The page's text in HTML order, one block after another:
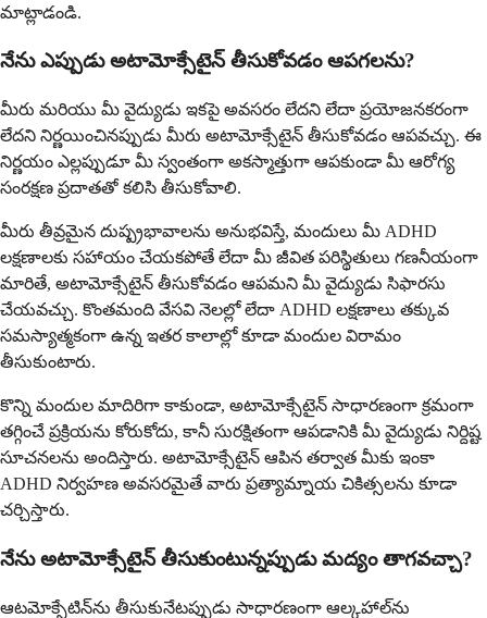
మాట్లాడండి.
నేను ఎప్పుడు అటామోక్సేటైన్ తీసుకోవడం ఆపగలను?
మీరు మరియు మీ వైద్యుడు ఇకపై అవసరం లేదని లేదా ప్రయోజనకరంగా
లేదని నిర్ణయించినప్పుడు మీరు అటామోక్సేటైన్ తీసుకోవడం ఆపవచ్చు. ఈ
నిర్ణయం ఎల్లప్పుడూ మీ స్వంతంగా అకస్మాత్తుగా ఆపకుండా మీ ఆరోగ్య
సంరక్షణ ప్రదాతతో కలిసి తీసుకోవాలి.
మీరు తీవ్రమైన దుష్ప్రభావాలను అనుభవిస్తే, మందులు మీ ADHD
లక్షణాలకు సహాయం చేయకపోతే లేదా మీ జీవిత పరిస్థితులు గణనీయంగా
మారితే, అటామోక్సేటైన్ తీసుకోవడం ఆపమని మీ వైద్యుడు సిఫారసు
చేయవచ్చు. కొంతమంది వేసవి నెలల్లో లేదా ADHD లక్షణాలు తక్కువ
సమస్యాత్మకంగా ఉన్న ఇతర కాలాల్లో కూడా మందుల విరామం
తీసుకుంటారు.
కొన్ని మందుల మాదిరిగా కాకుండా, అటామోక్సేటైన్ సాధారణంగా క్రమంగా
తగ్గించే ప్రక్రియను కోరుకోదు, కానీ సురక్షితంగా ఆపడానికి మీ వైద్యుడు నిర్దిష్ట
సూచనలను అందిస్తారు. అటామోక్సేటైన్ ఆపిన తర్వాత మీకు ఇంకా
ADHD నిర్వహణ అవసరమైతే వారు ప్రత్యామ్నాయ చికిత్సలను కూడా
చర్చిస్తారు.
నేను అటామోక్సేటైన్ తీసుకుంటున్నప్పుడు మద్యం తాగవచ్చా?
ఆటమోక్సేటిన్‌ను తీసుకునేటప్పుడు సాధారణంగా ఆల్కహాల్‌ను